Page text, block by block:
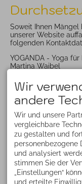
Soweit Ihnen
unserer Website
folgenden
YOGANDA - Yoga für
Martina Waibel
DEUTSCHLAND
martina@yoganda.de
Sollten wir Ihre
beantworten oder
Wochen ganz oder
Möglichkeit, bei der
auf Prüfung der
Barrierefreiheit zu
Link zum Antrag auf
Barrierefreiheit gem.
Oder Sie wenden
Wir
andere
Wir und unsere
vergleichbare
zu gestalten und
personenbezogene
und analysiert
stimmen Sie der
„Einstellungen“
und erteilte